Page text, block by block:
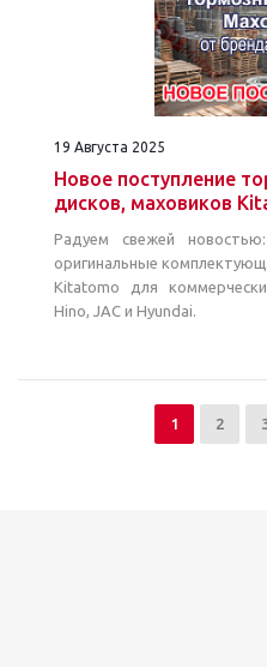
19 Августа 2025
Новое поcтупление
дисков, маховиков
Радуем свежей
оригинальные
Kitatomo для
Hino, JAC и Hyundai.
1 2